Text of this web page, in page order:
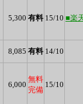
5,300 有料 15/10 ■楽
8,085 有料 14/10
6,000
無料
完備
15/10